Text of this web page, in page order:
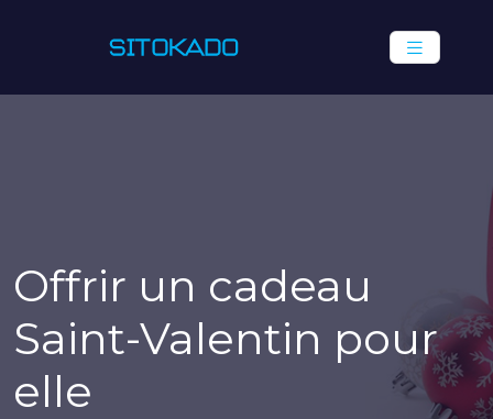
Offrir un cadeau
Saint-Valentin pour
elle